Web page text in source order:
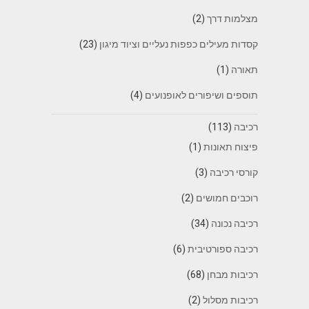
מצלמות דרך(2)
קסדות מעילים כפפות נעליים וציוד מיגון (23)
תאורה (1)
תוספים ושיפורים לאופנועים (4)
רכיבה (113)
פיצוח תאונות(1)
קורסי רכיבה (3)
רוכבים חמושים (2)
רכיבה נכונה (34)
רכיבה ספורטיבית(6)
רכיבות מבחן (68)
רכיבות מסלול(2)